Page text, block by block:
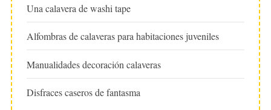
Una calavera de washi tape
Alfombras de calaveras para habitaciones juveniles
Manualidades decoración calaveras
Disfraces caseros de fantasma